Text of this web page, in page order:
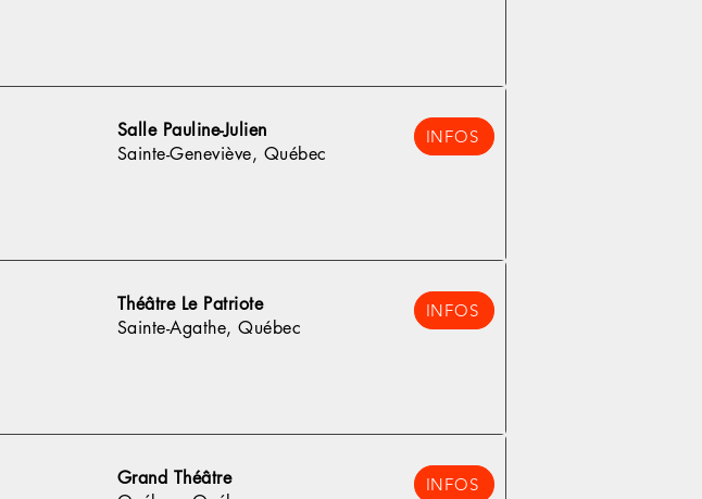
Salle Pauline-Julien
Sainte-Geneviève, Québec
INFOS
Théâtre Le Patriote
Sainte-Agathe, Québec
INFOS
Grand Théâtre
INFOS